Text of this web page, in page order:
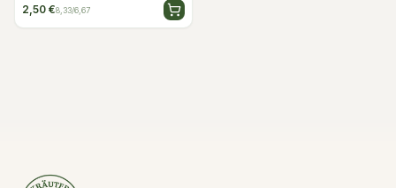
2,50 €8,33/6,67